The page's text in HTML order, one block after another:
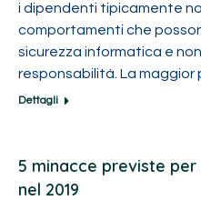
i dipendenti tipicamente
comportamenti che
sicurezza informatica e
responsabilità. La maggior
Dettagli
5 minacce previste
nel 2019